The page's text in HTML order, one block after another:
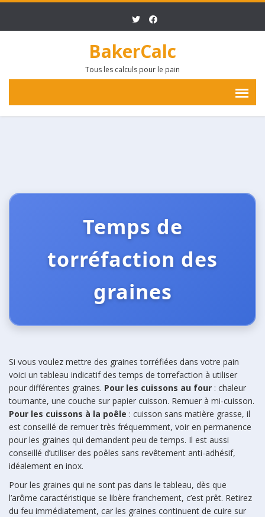
BakerCalc
Tous les calculs pour le pain
Temps de
torréfaction des
graines
Si vous voulez mettre des graines torréfiées dans votre pain
voici un tableau indicatif des temps de torrefaction à utiliser
pour différentes graines. Pour les cuissons au four : chaleur
tournante, une couche sur papier cuisson. Remuer à mi-cuisson.
Pour les cuissons à la poêle : cuisson sans matière grasse, il
est conseillé de remuer très fréquemment, voir en permanence
pour les graines qui demandent peu de temps. Il est aussi
conseillé d’utiliser des poêles sans revêtement anti-adhésif,
idéalement en inox.
Pour les graines qui ne sont pas dans le tableau, dès que
l’arôme caractéristique se libère franchement, c’est prêt. Retirez
du feu immédiatement, car les graines continuent de cuire sur